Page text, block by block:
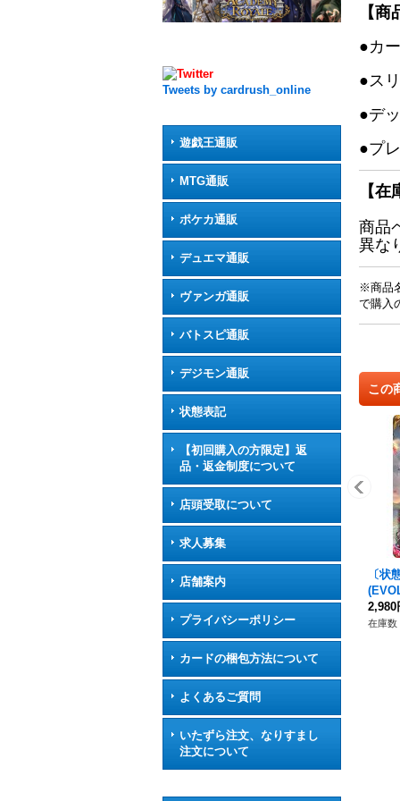
Tweets by cardrush_online
遊戯王通販
MTG通販
ポケカ通販
デュエマ通販
ヴァンガ通販
バトスピ通販
デジモン通販
状態表記
【初回購入の方限定】返
品・返金制度について
店頭受取について
求人募集
店舗案内
プライバシーポリシー
カードの梱包方法について
よくあるご質問
いたずら注文、なりすまし
注文について
【
●カ
●ス
●デ
●プ
【
商品
異な
※商品
で購入
この
〔状
0}《
2,980
在庫数